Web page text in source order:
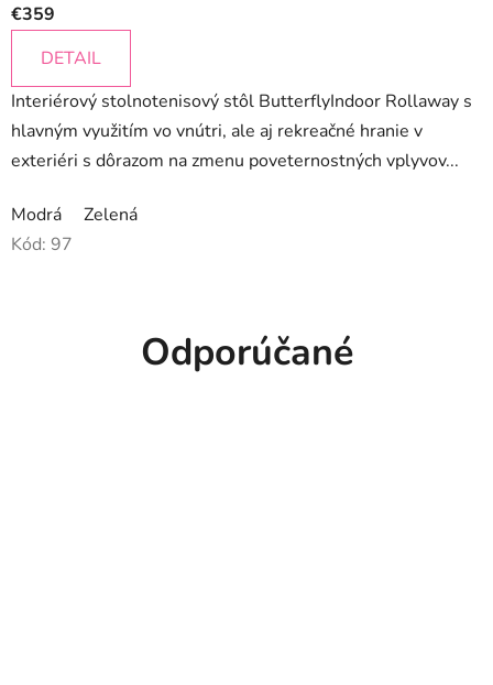
€359
DETAIL
Interiérový stolnotenisový stôl ButterflyIndoor Rollaway s
hlavným využitím vo vnútri, ale aj rekreačné hranie v
exteriéri s dôrazom na zmenu poveternostných vplyvov...
Modrá
Zelená
Kód: 97
Odporúčané